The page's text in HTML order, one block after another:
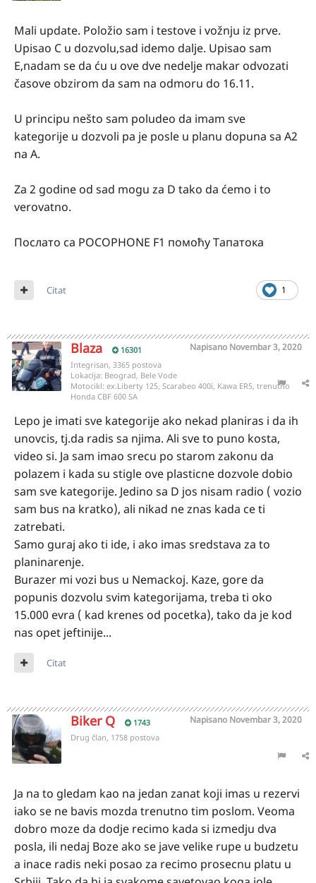
Mali update. Položio sam i testove i vožnju iz prve.
Upisao C u dozvolu,sad idemo dalje. Upisao sam
E,nadam se da ću u ove dve nedelje makar odvozati
časove obzirom da sam na odmoru do 16.11.
U principu nešto sam poludeo da imam sve
kategorije u dozvoli pa je posle u planu dopuna sa A2
na A.
Za 2 godine od sad mogu za D tako da ćemo i to
verovatno.
Послато са POCOPHONE F1 помоћу Тапатока
1
Citat
Blaza 16301 Napisano Novembar 3, 2020
Integrisan, 3365 postova
Lokacija: Beograd, Bele Vode
Motocikl: ex.Liberty 125, Scarabeo 400i, Kawa ER5, trenutno
Honda CBF 600 SA
Lepo je imati sve kategorije ako nekad planiras i da ih
unovcis, tj.da radis sa njima. Ali sve to puno kosta,
video si. Ja sam imao srecu po starom zakonu da
polazem i kada su stigle ove plasticne dozvole dobio
sam sve kategorije. Jedino sa D jos nisam radio ( vozio
sam bus na kratko), ali nikad ne znas kada ce ti
zatrebati.
Samo guraj ako ti ide, i ako imas sredstava za to
planinarenje.
Burazer mi vozi bus u Nemackoj. Kaze, gore da
popunis dozvolu svim kategorijama, treba ti oko
15.000 evra ( kad krenes od pocetka), tako da je kod
nas opet jeftinije...
Citat
Biker Q 1743 Napisano Novembar 3, 2020
Drug član, 1758 postova
Ja na to gledam kao na jedan zanat koji imas u rezervi
iako se ne bavis mozda trenutno tim poslom. Veoma
dobro moze da dodje recimo kada si izmedju dva
posla, ili nedaj Boze ako se jave velike rupe u budzetu
a inace radis neki posao za recimo prosecnu platu u